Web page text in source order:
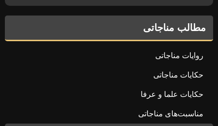
مطالب مناجاتی
روایات مناجاتی
حکایات مناجاتی
حکایات علما و عرفا
مناسبت‌های مناجاتی